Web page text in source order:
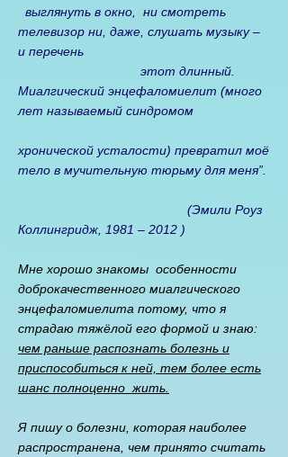
выглянуть в окно, ни смотреть
телевизор ни, даже, слушать музыку ‒
и перечень
этот длинный.
Миалгический энцефаломиелит (много
лет называемый синдромом
хронической усталости) превратил моё
тело в мучительную тюрьму для меня”.
(Эмили Роуз
Коллингридж, 1981 ‒ 2012 )
Мне хорошо знакомы особенности
доброкачественного миалгического
энцефаломиелита потому, что я
страдаю тяжёлой его формой и знаю:
чем раньше распознать болезнь и
приспособиться к ней, тем более есть
шанс полноценно жить.
Я пишу о болезни, которая наиболее
распространена, чем принято считать